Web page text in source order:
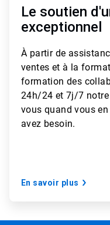
Le soutien
exceptionnel
À partir de
ventes et à la
formation des
24h/24 et 7j/7
vous quand vous
avez besoin.
En savoir plus